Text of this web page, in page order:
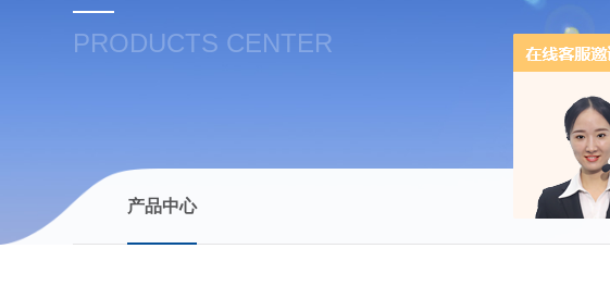
PRODUCTS CENTER
产品中心